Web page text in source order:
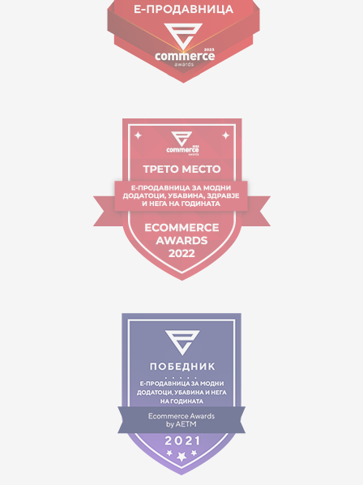
09:00 до 17:00